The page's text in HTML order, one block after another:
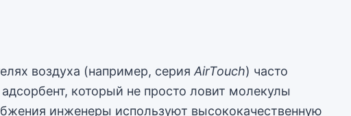
воздуха (например, серия AirTouch) часто
который не просто ловит молекулы
инженеры используют высококачественную